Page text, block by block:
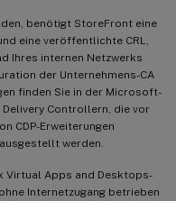
benötigt StoreFront eine
eine veröffentlichte CRL,
Ihres internen Netzwerks
der Unternehmens-CA
finden Sie in der Microsoft-
Controllern, die vor
CDP-Erweiterungen
werden.
Virtual Apps and Desktops-
Internetzugang betrieben